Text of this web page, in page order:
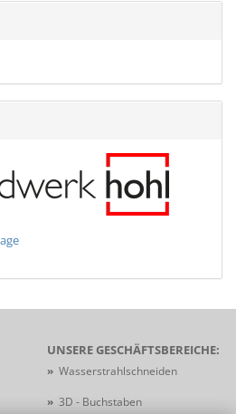
UNSERE GESCHÄFTSBEREICHE:
» Wasserstrahlschneiden
» 3D - Buchstaben